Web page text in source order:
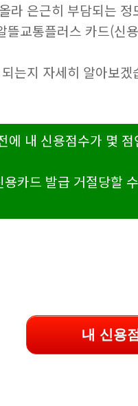
라 은근히 부담되는
교통플러스 카드(신
는지 자세히 알아보겠
에 내 신용점수가 몇
카드 발급 거절당할
내 신용